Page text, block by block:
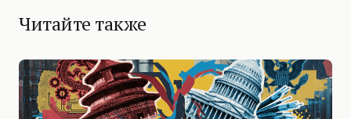
Читайте также